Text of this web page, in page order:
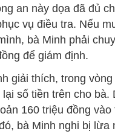
an này dọa đã đủ
vụ điều tra. Nếu
bà Minh phải
để giám định.
giải thích, trong
lại số tiền trên cho
160 triệu đồng
bà Minh nghi bị